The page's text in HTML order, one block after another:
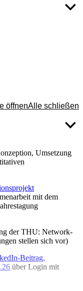
öffnenAlle schließen
Umsetzung
mit dem
der THU: Network-
stellen sich vor)
Beitrag,
über Login mit